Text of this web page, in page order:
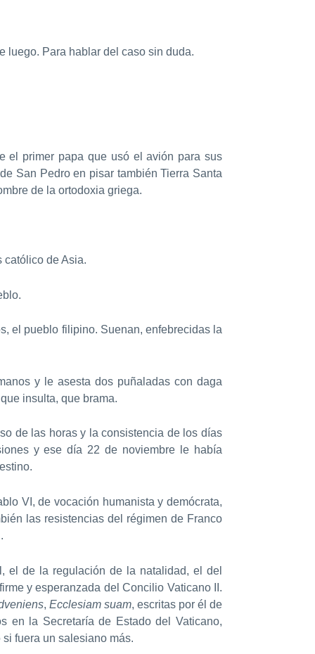
luego. Para hablar del caso sin duda.
el primer papa que usó el avión para sus
San Pedro en pisar también Tierra Santa
de la ortodoxia griega.
católico de Asia.
el pueblo filipino. Suenan, enfebrecidas la
y le asesta dos puñaladas con daga
insulta, que brama.
de las horas y la consistencia de los días
y ese día 22 de noviembre le había
VI, de vocación humanista y demócrata,
las resistencias del régimen de Franco
el de la regulación de la natalidad, el del
y esperanzada del Concilio Vaticano II.
, Ecclesiam suam, escritas por él de
en la Secretaría de Estado del Vaticano,
fuera un salesiano más.